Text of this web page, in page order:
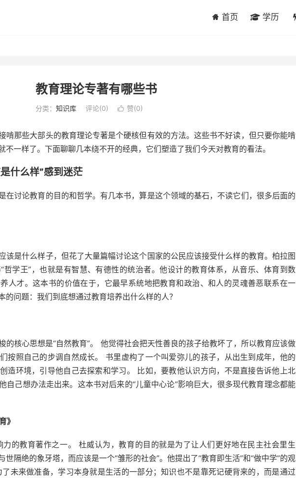
首页 学历
教育理论专著有哪些书
分类： 知识库 评论(0)  赞(0)
啃那些大部头的教育理论专著是个硬核但有效的方法。这些书不好读，但只要你能啃
不一样了。下面聊聊几本绕不开的经典，它们塑造了我们今天对教育的看法。
什么样”感到迷茫
在讨论教育的目的和哲学。有几本书，算是这个领域的基石，不读它们，很多后面的
该是什么样子，但花了大量篇幅讨论这个国家的公民应该接受什么样的教育。柏拉图
哲学王”，也就是有智慧、有德性的统治者。他设计的教育体系，从音乐、体育到数
人才。这本书的价值在于，它最早系统地把教育和政治、和人的灵魂善恶联系在一
的问题：我们到底想通过教育培养出什么样的人？
的核心思想是“自然教育”。 他觉得社会把天性善良的孩子给教坏了，所以教育应该做
按照自己的步调自然成长。 书里虚构了一个叫爱弥儿的孩子，从出生到成年，他的
造环境，引导他自己去探索和学习。 比如，要教他认识方向，不是直接告诉他上北
自己想办法走出来。这本书对后来的“儿童中心论”影响巨大，很多现代教育理念都能
》
的教育著作之一。 杜威认为，教育的目的就是为了让人们更好地在民主社会里生
隔绝的象牙塔，而应该是一个“雏形的社会”。他提出了“教育即生活”和“做中学”的观
未来做准备，学习本身就是生活的一部分；知识也不是靠死记硬背来的，而是通过